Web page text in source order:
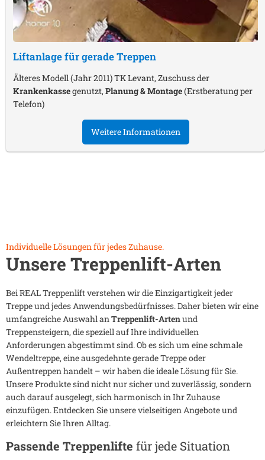
Liftanlage für gerade Treppen
Älteres Modell (Jahr 2011) TK Levant, Zuschuss der
Krankenkassegenutzt,Planung & Montage(Erstberatung per
Telefon)
Weitere Informationen
Individuelle Lösungen für jedes Zuhause.
Unsere Treppenlift-Arten
Bei REAL Treppenlift verstehen wir die Einzigartigkeit jeder
Treppe und jedes Anwendungsbedürfnisses. Daher bieten wir eine
umfangreiche Auswahl anTreppenlift-Artenund
Treppensteigern, die speziell auf Ihre individuellen
Anforderungen abgestimmt sind. Ob es sich um eine schmale
Wendeltreppe, eine ausgedehnte gerade Treppe oder
Außentreppen handelt – wir haben die ideale Lösung für Sie.
Unsere Produkte sind nicht nur sicher und zuverlässig, sondern
auch darauf ausgelegt, sich harmonisch in Ihr Zuhause
einzufügen. Entdecken Sie unsere vielseitigen Angebote und
erleichtern Sie Ihren Alltag.
Passende Treppenlifte für jede Situation